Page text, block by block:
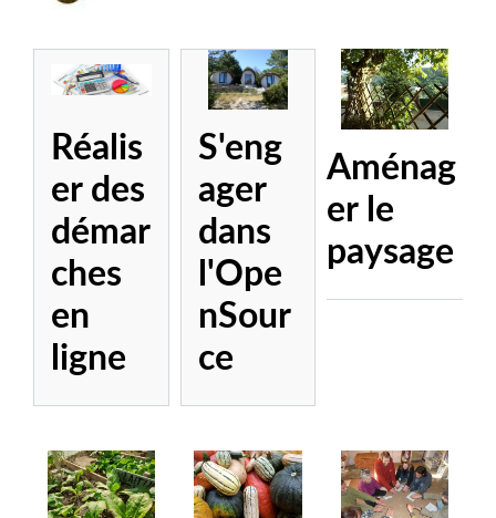
Réalis
er des
démar
ches
en
ligne
S'eng
ager
dans
l'Ope
nSour
ce
Aménag
er le
paysage